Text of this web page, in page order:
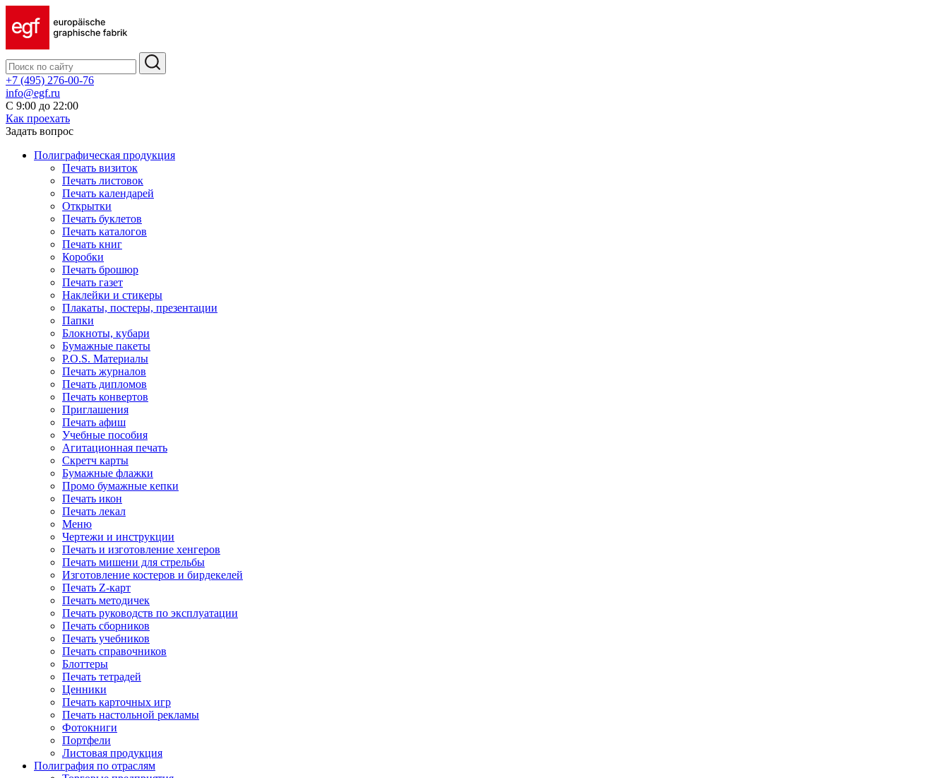
+7 (495) 276-00-76
info@egf.ru
С 9:00 до 22:00
Как проехать
Задать вопрос
Полиграфическая продукция
Печать визиток
Печать листовок
Печать календарей
Открытки
Печать буклетов
Печать каталогов
Печать книг
Коробки
Печать брошюр
Печать газет
Наклейки и стикеры
Плакаты, постеры, презентации
Папки
Блокноты, кубари
Бумажные пакеты
P.O.S. Материалы
Печать журналов
Печать дипломов
Печать конвертов
Приглашения
Печать афиш
Учебные пособия
Агитационная печать
Скретч карты
Бумажные флажки
Промо бумажные кепки
Печать икон
Печать лекал
Меню
Чертежи и инструкции
Печать и изготовление хенгеров
Печать мишени для стрельбы
Изготовление костеров и бирдекелей
Печать Z-карт
Печать методичек
Печать руководств по эксплуатации
Печать сборников
Печать учебников
Печать справочников
Блоттеры
Печать тетрадей
Ценники
Печать карточных игр
Печать настольной рекламы
Фотокниги
Портфели
Листовая продукция
Полиграфия по отраслям